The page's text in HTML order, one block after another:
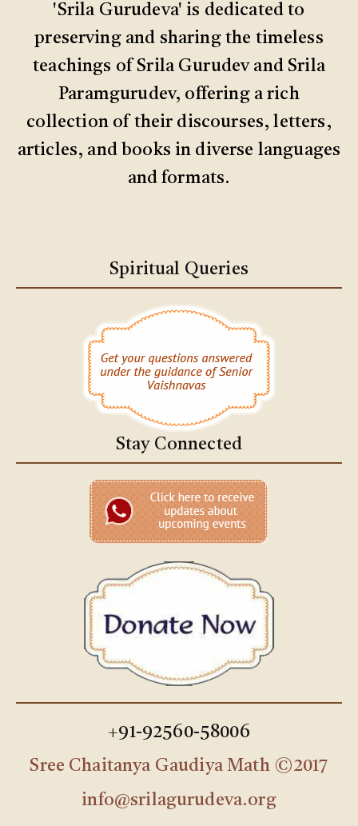
'Srila Gurudeva' is dedicated to
preserving and sharing the timeless
teachings of Srila Gurudev and Srila
Paramgurudev, offering a rich
collection of their discourses, letters,
articles, and books in diverse languages
and formats.
Spiritual Queries
Stay Connected
+91-92560-58006
Sree Chaitanya Gaudiya Math ©2017
info@srilagurudeva.org